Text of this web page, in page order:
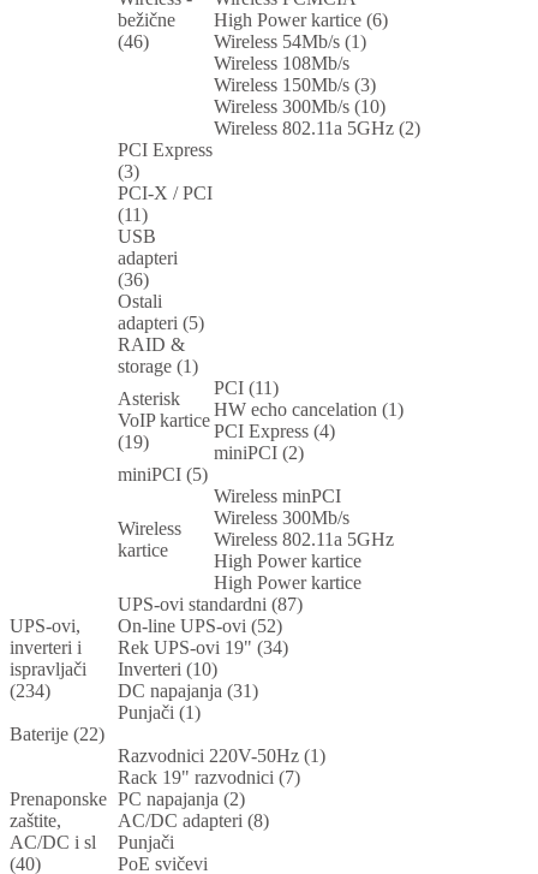
bežične
(46)
High Power kartice (6)
Wireless 54Mb/s (1)
Wireless 108Mb/s
Wireless 150Mb/s (3)
Wireless 300Mb/s (10)
Wireless 802.11a 5GHz (2)
PCI Express
(3)
PCI-X / PCI
(11)
USB
adapteri
(36)
Ostali
adapteri (5)
RAID &
storage (1)
Asterisk
VoIP kartice
(19)
PCI (11)
HW echo cancelation (1)
PCI Express (4)
miniPCI (2)
miniPCI (5)
Wireless
kartice
Wireless minPCI
Wireless 300Mb/s
Wireless 802.11a 5GHz
High Power kartice
High Power kartice
UPS-ovi,
inverteri i
ispravljači
(234)
UPS-ovi standardni (87)
On-line UPS-ovi (52)
Rek UPS-ovi 19" (34)
Inverteri (10)
DC napajanja (31)
Punjači (1)
Baterije (22)
Prenaponske
zaštite,
AC/DC i sl
(40)
Razvodnici 220V-50Hz (1)
Rack 19" razvodnici (7)
PC napajanja (2)
AC/DC adapteri (8)
Punjači
PoE svičevi